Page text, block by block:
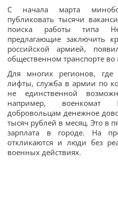
С начала марта
публиковать тысячи
поиска работы типа
предлагающие заключить
российской армией,
общественном транспорте во
Для многих регионов, где
лифты, служба в армии по
не единственной
например, военкомат
добровольцам денежное
тысяч рублей в месяц. Это в
зарплата в городе. На
откликаются и люди без
военных действиях.